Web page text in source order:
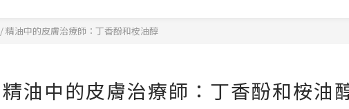
/精油中的皮膚治療師：丁香酚和桉油醇
精油中的皮膚治療師：丁香酚和桉油